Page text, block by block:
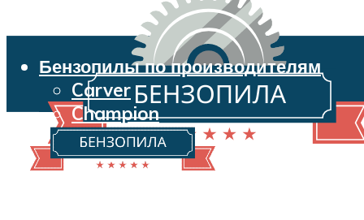
Бензопилы по производителям
Carver
Champion
Echo
Husqvarna